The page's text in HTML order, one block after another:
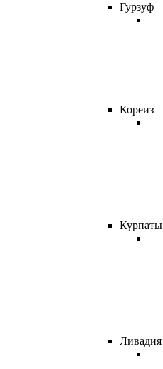
Гурзуф
Кореиз
Курпаты
Ливадия